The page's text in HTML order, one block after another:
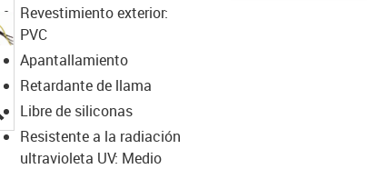
igus-icon-lupe
Revestimiento exterior:
PVC
Apantallamiento
Retardante de llama
Libre de siliconas
Resistente a la radiación
ultravioleta UV: Medio